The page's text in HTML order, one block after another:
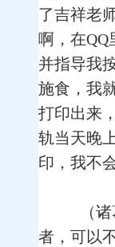
了吉祥老
啊，在QQ
并指导我
施食，我
打印出来
轨当天晚
印，我不
（诸
者，可以